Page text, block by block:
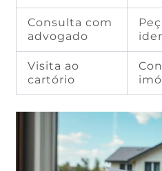
Consulta com
advogado
Visita ao
cartório